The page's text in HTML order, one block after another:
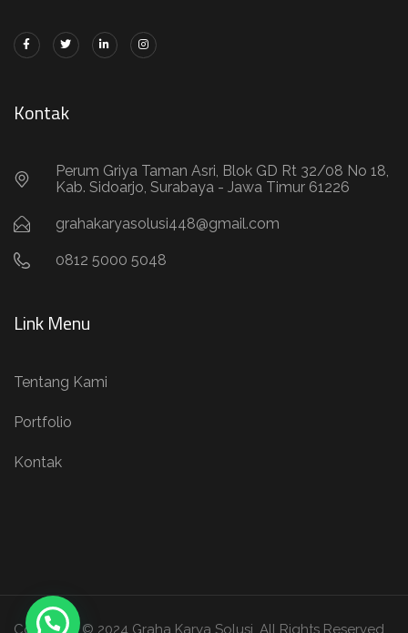
Kontak
Perum Griya Taman Asri, Blok GD Rt 32/08 No 18,
Kab. Sidoarjo, Surabaya - Jawa Timur 61226
grahakaryasolusi448@gmail.com
0812 5000 5048
Link Menu
Tentang Kami
Portfolio
Kontak
Copyright © 2024 Graha Karya Solusi. All Rights Reserved.